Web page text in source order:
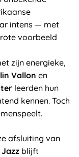
intens — met
voorbeeld
zijn energieke,
Vallon en
leerden hun
kennen. Toch
afsluiting van
blijft